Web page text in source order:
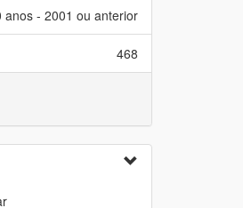
anos - 2001 ou anterior
468